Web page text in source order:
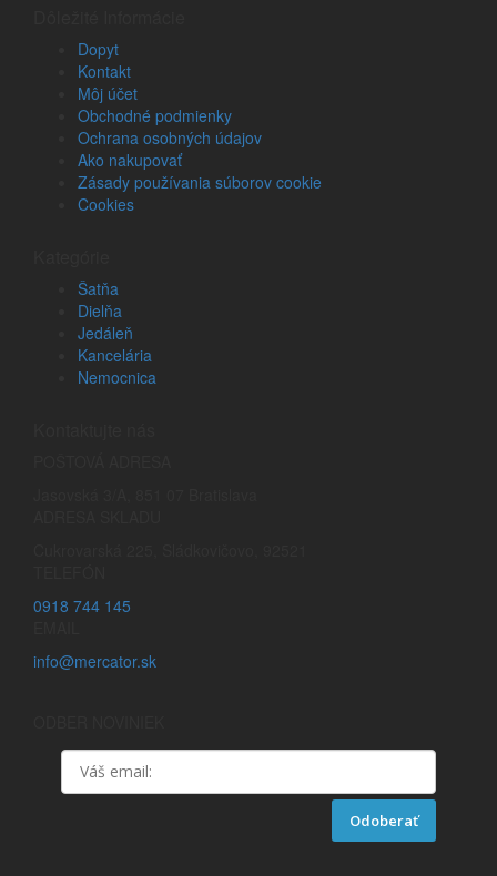
Dopyt
Kontakt
Môj účet
Obchodné podmienky
Ochrana osobných údajov
Ako nakupovať
Zásady používania súborov cookie
Cookies
Šatňa
Dielňa
Jedáleň
Kancelária
Nemocnica
0918 744 145
info@mercator.sk
Odoberať